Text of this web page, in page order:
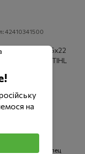
42410341500
поршневой 8x5x22
пылесоса STIHL
Палец
на